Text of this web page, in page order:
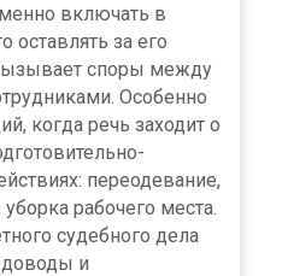
включать в
оставлять за его
споры между
Особенно
когда речь заходит о
переодевание,
рабочего места.
судебного дела
доводы и